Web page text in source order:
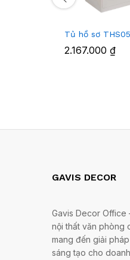
Tủ hồ sơ THS05
2.167.000 ₫
GAVIS DECOR
Gavis Decor Office
nội thất văn phòng
mang đến giải
sáng tạo cho